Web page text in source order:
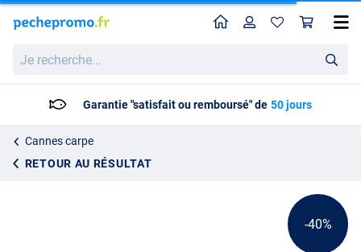
recherche...
HomeProfil
Garantie "satisfait ou remboursé" de 50 jours
Cannes carpe
RETOUR AU RÉSULTAT
Canne Carpe Shimano TX-2A Carp 12ft
-40%